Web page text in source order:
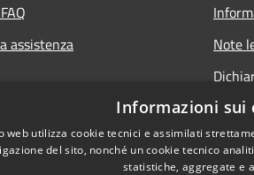
assistenza
Note
Informazioni sui
web utilizza cookie tecnici e assimilati
del sito, nonché un cookie tecnico
statistiche, aggregate e